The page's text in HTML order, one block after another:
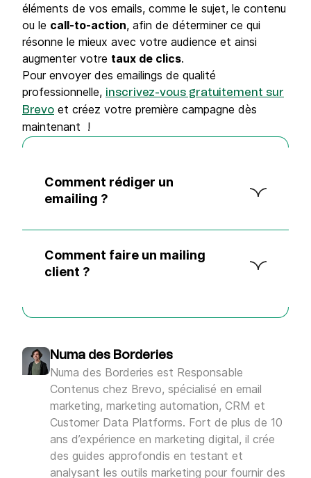
éléments de vos emails, comme le sujet, le contenu
ou le call-to-action, afin de déterminer ce qui
résonne le mieux avec votre audience et ainsi
augmenter votre taux de clics.
Pour envoyer des emailings de qualité
professionnelle, inscrivez-vous gratuitement sur
Brevo et créez votre première campagne dès
maintenant !
Comment rédiger un
emailing ?
Comment faire un mailing
client ?
objectifs, qu'il s'agisse de promouvoir un
partager des informations.
Segmentez ensuite votre audience pour
adapter le message à des groupes
spécifiques, ce qui augmente la
pertinence.
Rédigez un objet accrocheur pour inciter
à l'ouverture, et assurez-vous que le
contenu soit clair, concis et engageant,
avec des éléments visuels attrayants.
N'oubliez pas d'inclure un appel à l'action
Numa des Borderies
Numa des Borderies est Responsable
Contenus chez Brevo, spécialisé en email
marketing, marketing automation, CRM et
Customer Data Platforms. Fort de plus de 10
ans d’expérience en marketing digital, il crée
des guides approfondis en testant et
analysant les outils marketing pour fournir des